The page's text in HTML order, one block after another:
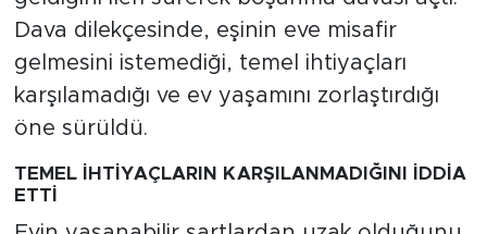
Dava dilekçesinde, eşinin eve misafir
gelmesini istemediği, temel ihtiyaçları
karşılamadığı ve ev yaşamını zorlaştırdığı
öne sürüldü.
TEMEL İHTİYAÇLARIN KARŞILANMADIĞINI İDDİA
ETTİ